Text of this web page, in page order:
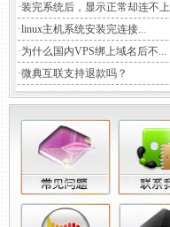
·装完系统后，显示正常却连不上
·linux主机系统安装完连接...
·为什么国内VPS绑上域名后不...
·微典互联支持退款吗？